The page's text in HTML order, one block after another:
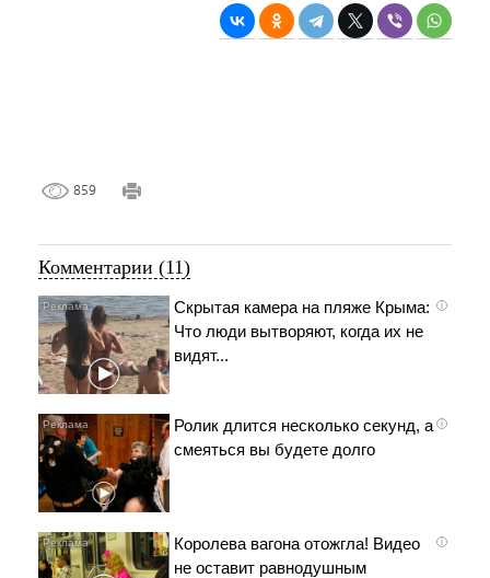
859
Комментарии (11)
i
Скрытая камера на пляже Крыма:
Что люди вытворяют, когда их не
видят...
i
Ролик длится несколько секунд, а
смеяться вы будете долго
i
Королева вагона отожгла! Видео
не оставит равнодушным